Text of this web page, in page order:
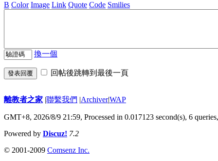
B Color Image Link Quote Code Smilies
換一個
發表回覆 回帖後跳轉到最後一頁
離教者之家 |聯繫我們 |Archiver|WAP
GMT+8, 2026/8/9 21:59, Processed in 0.017123 second(s), 6
Powered by Discuz! 7.2
© 2001-2009 Comsenz Inc.